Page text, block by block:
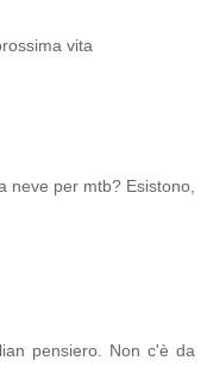
vita
neve per mtb? Esistono,
pensiero. Non c'è da